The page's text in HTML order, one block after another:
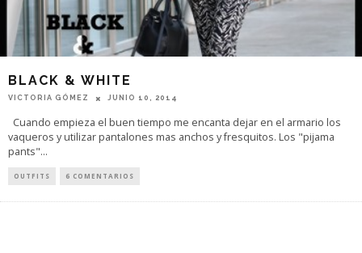
BLACK & WHITE
VICTORIA GÓMEZ JUNIO 10, 2014
Cuando empieza el buen tiempo me encanta dejar en el armario los
vaqueros y utilizar pantalones mas anchos y fresquitos. Los "pijama
pants"...
OUTFITS 6 COMENTARIOS